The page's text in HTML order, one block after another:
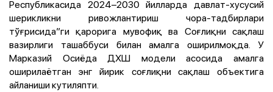
Республикасида 2024–2030 йилларда давлат-хусусий
шерикликни ривожлантириш чора-тадбирлари
тўғрисида”ги қарорига мувофиқ ва Соғлиқни сақлаш
вазирлиги ташаббуси билан амалга оширилмоқда. У
Марказий Осиёда ДХШ модели асосида амалга
оширилаётган энг йирик соғлиқни сақлаш объектига
айланиши кутиляпти.